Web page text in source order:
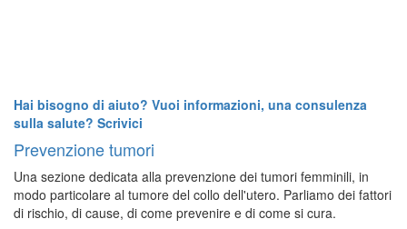
Hai bisogno di aiuto? Vuoi informazioni, una consulenza
sulla salute? Scrivici
Prevenzione tumori
Una sezione dedicata alla prevenzione dei tumori femminili, in
modo particolare al tumore del collo dell'utero. Parliamo dei fattori
di rischio, di cause, di come prevenire e di come si cura.